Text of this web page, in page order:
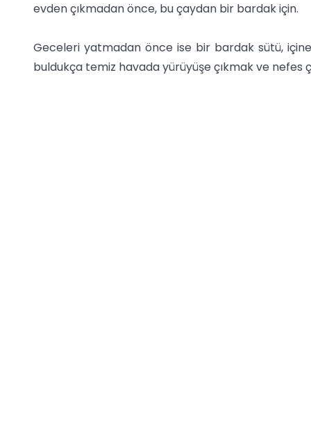
evden çıkmadan önce, bu çaydan bir bardak için.
Geceleri yatmadan önce ise bir bardak sütü,
buldukça temiz havada yürüyüşe çıkmak ve nefes